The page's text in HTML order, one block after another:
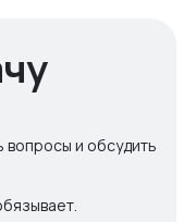
и обсудить